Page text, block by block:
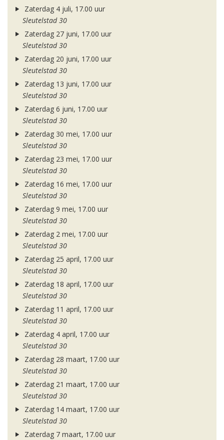
Zaterdag 4 juli, 17.00 uur
Sleutelstad 30
Zaterdag 27 juni, 17.00 uur
Sleutelstad 30
Zaterdag 20 juni, 17.00 uur
Sleutelstad 30
Zaterdag 13 juni, 17.00 uur
Sleutelstad 30
Zaterdag 6 juni, 17.00 uur
Sleutelstad 30
Zaterdag 30 mei, 17.00 uur
Sleutelstad 30
Zaterdag 23 mei, 17.00 uur
Sleutelstad 30
Zaterdag 16 mei, 17.00 uur
Sleutelstad 30
Zaterdag 9 mei, 17.00 uur
Sleutelstad 30
Zaterdag 2 mei, 17.00 uur
Sleutelstad 30
Zaterdag 25 april, 17.00 uur
Sleutelstad 30
Zaterdag 18 april, 17.00 uur
Sleutelstad 30
Zaterdag 11 april, 17.00 uur
Sleutelstad 30
Zaterdag 4 april, 17.00 uur
Sleutelstad 30
Zaterdag 28 maart, 17.00 uur
Sleutelstad 30
Zaterdag 21 maart, 17.00 uur
Sleutelstad 30
Zaterdag 14 maart, 17.00 uur
Sleutelstad 30
Zaterdag 7 maart, 17.00 uur